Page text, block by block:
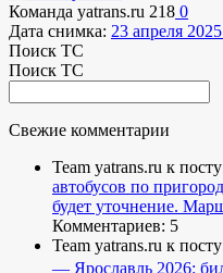
Команда yatrans.ru 218 0
Дата снимка: 23 апреля 2025
Поиск ТС
Поиск ТС
Свежие комментарии
Team yatrans.ru к
автобусов по
будет уточнение.
Комментариев: 5
Team yatrans.ru к
— Ярославль 2026: